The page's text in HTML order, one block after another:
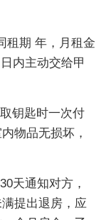
租期 年，月租金
内主动交给甲
钥匙时一次付
物品无损坏，
天通知对方，
提出退房，应